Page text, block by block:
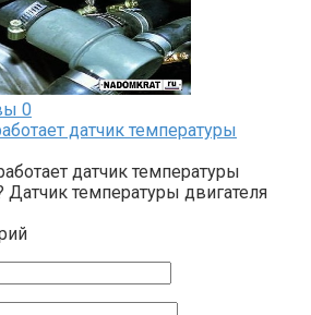
0
датчик температуры
датчик температуры
Датчик температуры двигателя